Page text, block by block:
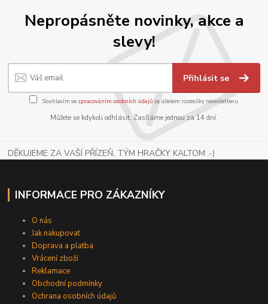
Nepropásněte novinky, akce a
slevy!
Přihlásit se
Souhlasím se zpracováním osobních údajůza účelem rozesílky newsletteru.
Můžete se kdykoli odhlásit. Zasíláme jednou za 14 dní.
DĚKUJEME ZA VAŠÍ PŘÍZEŇ, TÝM HRAČKY KALTOM .-)
INFORMACE PRO ZÁKAZNÍKY
O nás
Jak nakupovat
Doprava a platba
Vrácení zboží
Reklamace
Obchodní podmínky
Ochrana osobních údajů